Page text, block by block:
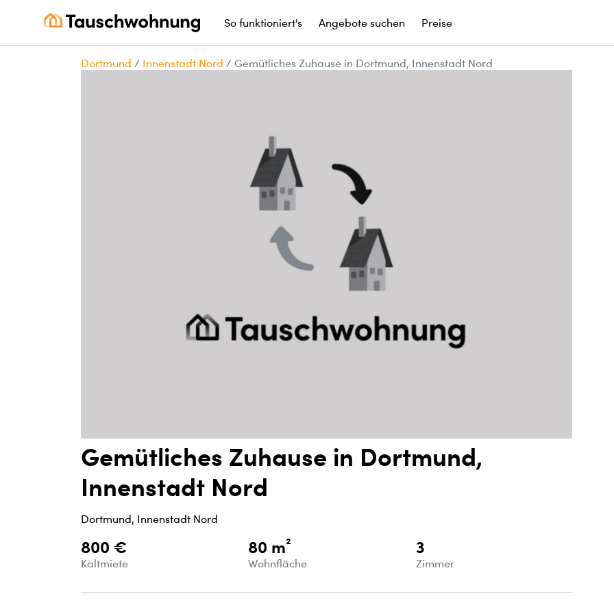
So funktioniert's Angebote suchen Preise
Dortmund / Innenstadt Nord / Gemütliches Zuhause in Dortmund, Innenstadt Nord
Gemütliches Zuhause in Dortmund,
Innenstadt Nord
Dortmund, Innenstadt Nord
800 €
Kaltmiete
80 m²
Wohnfläche
3
Zimmer